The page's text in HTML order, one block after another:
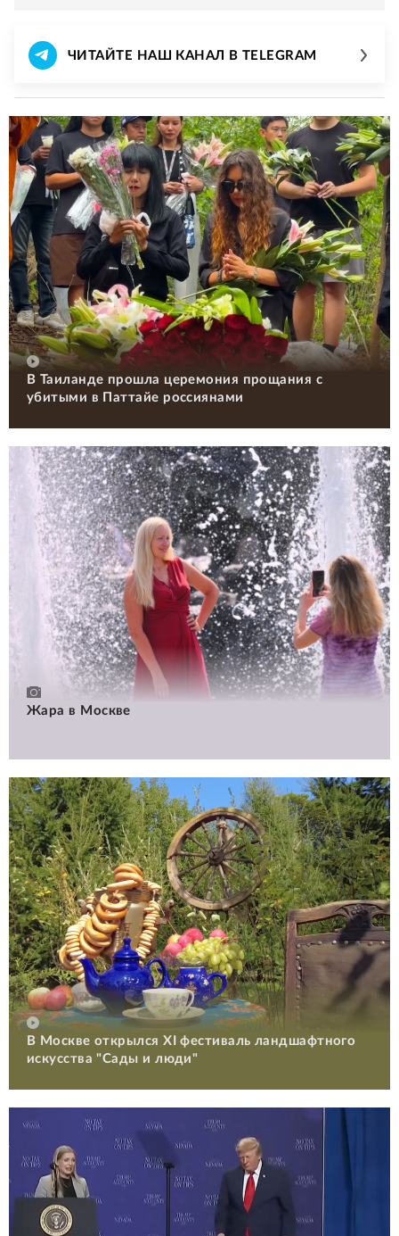
ЧИТАЙТЕ НАШ КАНАЛ В TELEGRAM
В Таиланде прошла церемония прощания с
убитыми в Паттайе россиянами
Жара в Москве
В Москве открылся XI фестиваль ландшафтного
искусства "Сады и люди"